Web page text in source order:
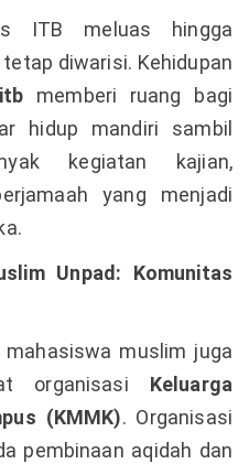
ITB meluas hingga
diwarisi. Kehidupan
memberi ruang bagi
hidup mandiri sambil
kegiatan kajian,
yang menjadi
Unpad: Komunitas
mahasiswa muslim juga
organisasi Keluarga
(KMMK). Organisasi
pembinaan aqidah dan